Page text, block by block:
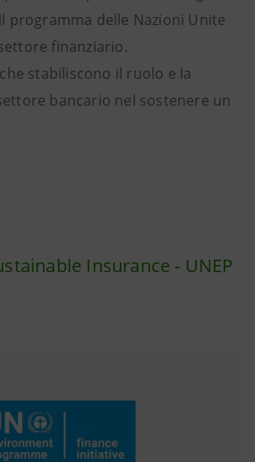
il programma delle Nazioni Unite
finanziario.
stabiliscono il ruolo e la
bancario nel sostenere un
Insurance - UNEP